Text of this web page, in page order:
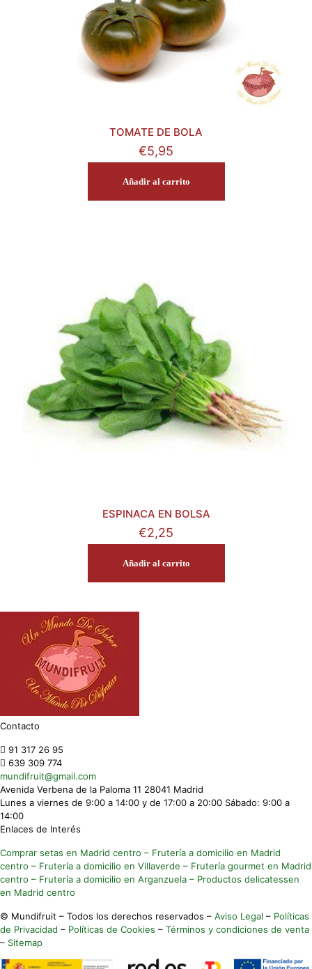
TOMATE DE BOLA
€5,95
Añadir al carrito
ESPINACA EN BOLSA
€2,25
Añadir al carrito
Contacto
91 317 26 95
639 309 774
mundifruit@gmail.com
Avenida Verbena de la Paloma 11 28041 Madrid
Lunes a viernes de 9:00 a 14:00 y de 17:00 a 20:00 Sábado: 9:00 a
14:00
Enlaces de Interés
Comprar setas en Madrid centro – Frutería a domicilio en Madrid
centro – Frutería a domicilio en Villaverde – Frutería gourmet en Madrid
centro – Frutería a domicilio en Arganzuela – Productos delicatessen
en Madrid centro
© Mundifruit – Todos los derechos reservados – Aviso Legal – Políticas
de Privacidad – Políticas de Cookies – Términos y condiciones de venta
– Sitemap